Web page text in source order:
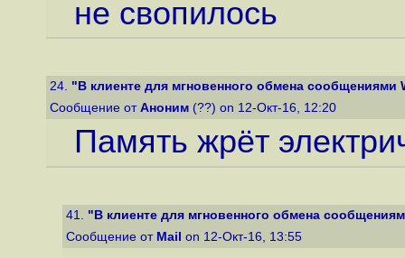
не свопилось
24. "В клиенте для мгновенного обмена сообщениями
Сообщение от Аноним (??) on 12-Окт-16, 12:20
Память жрёт
41. "В клиенте для мгновенного обмена
Сообщение от Mail on 12-Окт-16, 13:55